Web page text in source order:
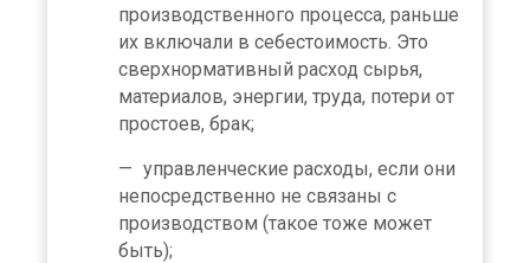
производственного процесса, раньше
их включали в себестоимость. Это
сверхнормативный расход сырья,
материалов, энергии, труда, потери от
простоев, брак;
управленческие расходы, если они
непосредственно не связаны с
производством (такое тоже может
быть);